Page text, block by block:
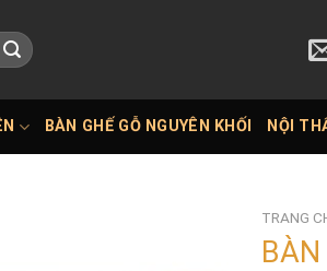
BÀN GHẾ GỖ NGUYÊN KHỐI NỘI
TRANG